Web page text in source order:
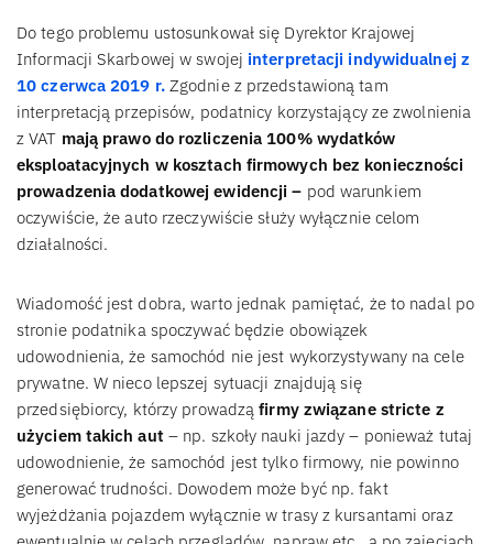
Do tego problemu ustosunkował się Dyrektor Krajowej
Informacji Skarbowej w swojej interpretacji indywidualnej z
10 czerwca 2019 r.Zgodnie z przedstawioną tam
interpretacją przepisów, podatnicy korzystający ze zwolnienia
z VAT mają prawo do rozliczenia 100% wydatków
eksploatacyjnych w kosztach firmowych bez konieczności
prowadzenia dodatkowej ewidencji – pod warunkiem
oczywiście, że auto rzeczywiście służy wyłącznie celom
działalności.
Wiadomość jest dobra, warto jednak pamiętać, że to nadal po
stronie podatnika spoczywać będzie obowiązek
udowodnienia, że samochód nie jest wykorzystywany na cele
prywatne. W nieco lepszej sytuacji znajdują się
przedsiębiorcy, którzy prowadząfirmy związane stricte z
użyciem takich aut – np. szkoły nauki jazdy – ponieważ tutaj
udowodnienie, że samochód jest tylko firmowy, nie powinno
generować trudności. Dowodem może być np. fakt
wyjeżdżania pojazdem wyłącznie w trasy z kursantami oraz